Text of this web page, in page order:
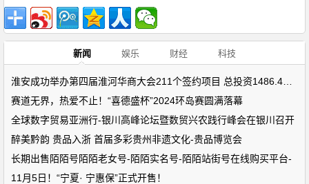
新闻 娱乐 财经 科技
赛道无界，热爱不止！“喜德盛杯”2024环岛赛圆满落幕
全球数字贸易亚洲行-银川高峰论坛暨数贸兴农践行峰会在银川召开
醉美黔韵 贵品入浙 首届多彩贵州非遗文化-贵品博览会
长期出售陌陌号陌陌老女号-陌陌实名号-陌陌站街号在线购买平台-
11月5日！“宁夏· 宁惠保”正式开售！